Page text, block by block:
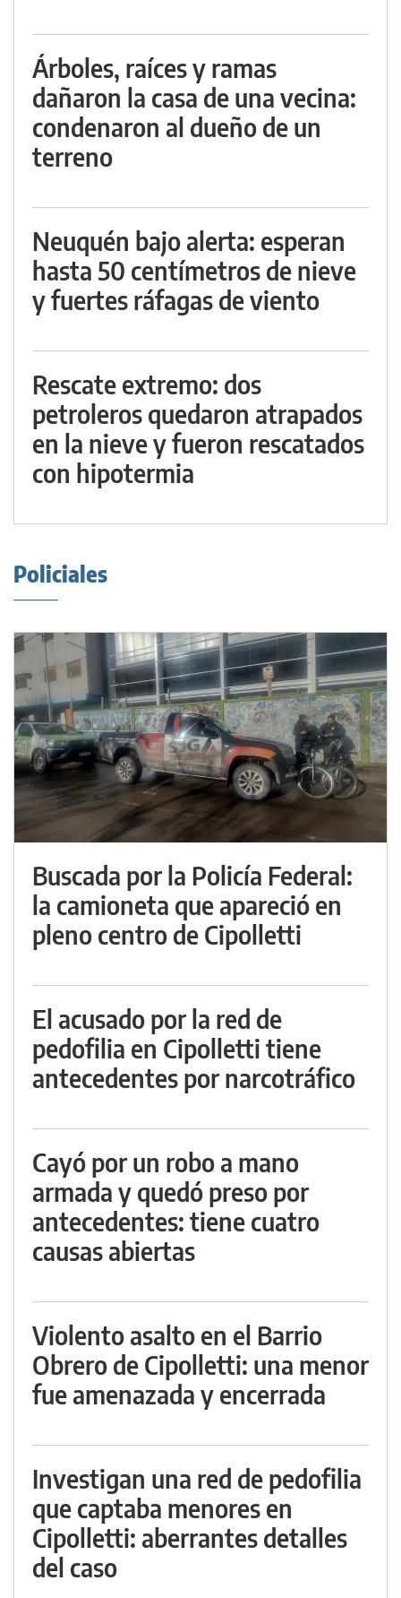
Árboles, raíces y ramas
dañaron la casa de una vecina:
condenaron al dueño de un
terreno
Neuquén bajo alerta: esperan
hasta 50 centímetros de nieve
y fuertes ráfagas de viento
Rescate extremo: dos
petroleros quedaron atrapados
en la nieve y fueron rescatados
con hipotermia
Policiales
Buscada por la Policía Federal:
la camioneta que apareció en
pleno centro de Cipolletti
El acusado por la red de
pedofilia en Cipolletti tiene
antecedentes por narcotráfico
Cayó por un robo a mano
armada y quedó preso por
antecedentes: tiene cuatro
causas abiertas
Violento asalto en el Barrio
Obrero de Cipolletti: una menor
fue amenazada y encerrada
Investigan una red de pedofilia
que captaba menores en
Cipolletti: aberrantes detalles
del caso